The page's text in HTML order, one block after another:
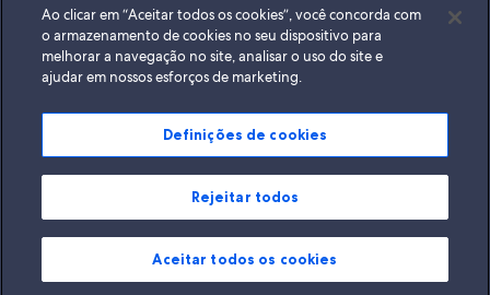
Documentos para viagens internacionais
A Expedia, Inc. não se responsabiliza pelo conteúdo dos sites externos.
© 2026 Expedia, Inc., uma empresa do Expedia Group. Todos os direitos
reservados Expedia e o logotipo da Expedia são marcas registradas da
Ao clicar em “Aceitar todos os cookies”, você concorda com
o armazenamento de cookies no seu dispositivo para
melhorar a navegação no site, analisar o uso do site e
ajudar em nossos esforços de marketing.
Definições de cookies
Rejeitar todos
Aceitar todos os cookies